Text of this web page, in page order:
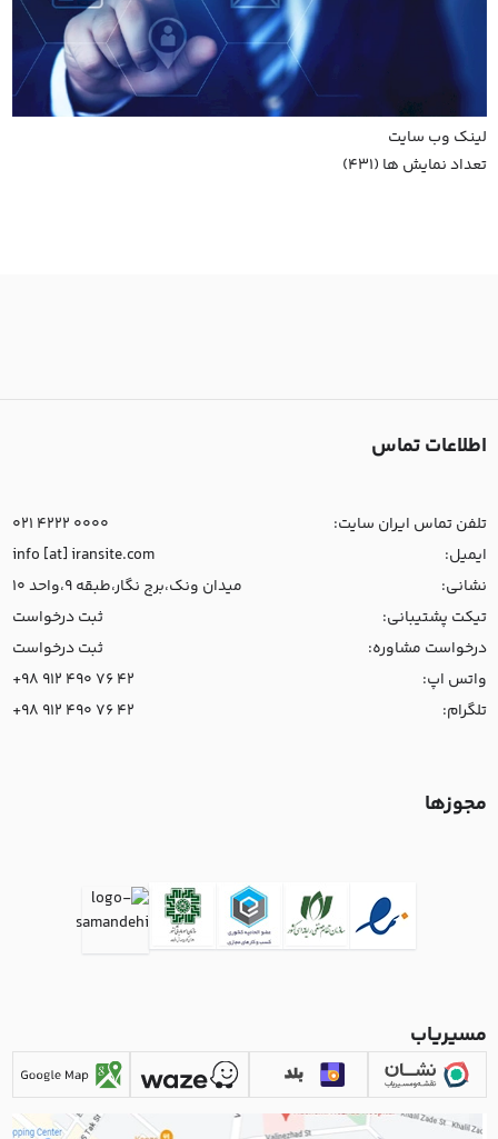
لینک وب سایت
تعداد نمایش ها (431)
اطلاعات تماس
تلفن تماس ایران سایت:
021 4222 0000
ایمیل:
info [at] iransite.com
نشانی:
میدان ونک،برج نگار،طبقه 9،واحد 10
تیکت پشتیبانی:
ثبت درخواست
درخواست مشاوره:
ثبت درخواست
واتس اپ:
+98 912 490 76 42
تلگرام:
+98 912 490 76 42
مجوزها
مسیریاب